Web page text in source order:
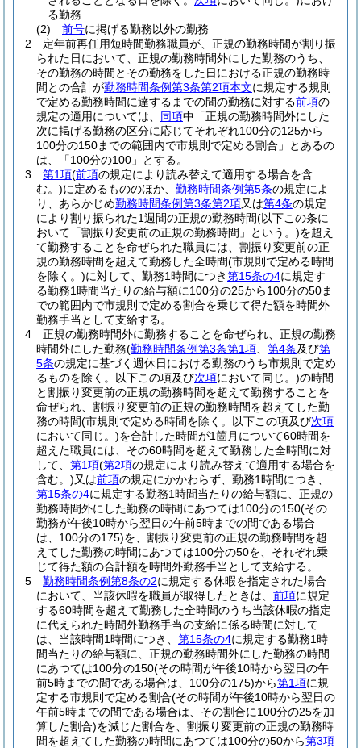
る勤務
(2)
前号に掲げる勤務以外の勤務
2
定年前再任用短時間勤務職員が、正規の勤務時間が割り振
られた日において、正規の勤務時間外にした勤務のうち、
その勤務の時間とその勤務をした日における正規の勤務時
間との合計が勤務時間条例第3条第2項本文に規定する規則
で定める勤務時間に達するまでの間の勤務に対する前項の
規定の適用については、 同項中「正規の勤務時間外にした
次に掲げる勤務の区分に応じてそれぞれ100分の125から
100分の150までの範囲内で市規則で定める割合」とあるの
は、「100分の100」とする。
3
第1項(前項の規定により読み替えて適用する場合を含
む。)に定めるもののほか、 勤務時間条例第5条の規定によ
り、あらかじめ勤務時間条例第3条第2項又は第4条の規定
により割り振られた1週間の正規の勤務時間(以下この条に
おいて「割振り変更前の正規の勤務時間」という。)を超え
て勤務することを命ぜられた職員には、割振り変更前の正
規の勤務時間を超えて勤務した全時間(市規則で定める時間
を除く。)に対して、勤務1時間につき第15条の4に規定す
る勤務1時間当たりの給与額に100分の25から100分の50ま
での範囲内で市規則で定める割合を乗じて得た額を時間外
勤務手当として支給する。
4
正規の勤務時間外に勤務することを命ぜられ、正規の勤務
時間外にした勤務(勤務時間条例第3条第1項 第4条及び第
5条の規定に基づく週休日における勤務のうち市規則で定め
るものを除く。以下この項及び次項において同じ。)の時間
と割振り変更前の正規の勤務時間を超えて勤務することを
命ぜられ、割振り変更前の正規の勤務時間を超えてした勤
務の時間(市規則で定める時間を除く。以下この項及び次項
において同じ。)を合計した時間が1箇月について60時間を
超えた職員には、その60時間を超えて勤務した全時間に対
して、 第1項(第2項の規定により読み替えて適用する場合を
含む。)又は前項の規定にかかわらず、勤務1時間につき、
第15条の4に規定する勤務1時間当たりの給与額に、正規の
勤務時間外にした勤務の時間にあつては100分の150(その
勤務が午後10時から翌日の午前5時までの間である場合
は、100分の175)を、割振り変更前の正規の勤務時間を超
えてした勤務の時間にあつては100分の50を、それぞれ乗
じて得た額の合計額を時間外勤務手当として支給する。
5
勤務時間条例第8条の2に規定する休暇を指定された場合
において、当該休暇を職員が取得したときは、 前項に規定
する60時間を超えて勤務した全時間のうち当該休暇の指定
に代えられた時間外勤務手当の支給に係る時間に対して
は、当該時間1時間につき、 第15条の4に規定する勤務1時
間当たりの給与額に、正規の勤務時間外にした勤務の時間
にあつては100分の150(その時間が午後10時から翌日の午
前5時までの間である場合は、100分の175)から第1項に規
定する市規則で定める割合(その時間が午後10時から翌日の
午前5時までの間である場合は、その割合に100分の25を加
算した割合)を減じた割合を、割振り変更前の正規の勤務時
間を超えてした勤務の時間にあつては100分の50から第3項